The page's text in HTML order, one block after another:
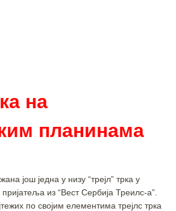
на
планинама
још једна у низу “трејл” трка у
из “Вест Сербија Треилс-а”.
по својим елементима трејлс трка